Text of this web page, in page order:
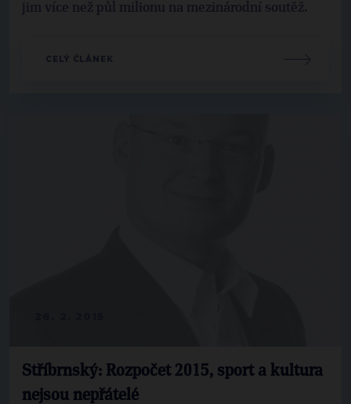
jim více než půl milionu na mezinárodní soutěž.
CELÝ ČLÁNEK
Stříbrnský: Rozpočet 2015, sport a kultura
nejsou nepřátelé